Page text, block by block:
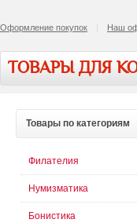
Оформление покупок Наш
ТОВАРЫ ДЛЯ
Товары по категориям
Филателия
Нумизматика
Бонистика